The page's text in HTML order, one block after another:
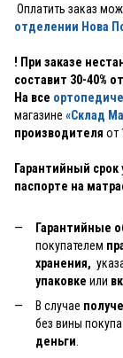
Оплатить заказ
отделении Нова
! При заказе
составит 30-40%
На все
магазине «Склад
производителя от
Гарантийный срок
паспорте на
Гарантийные
покупателем
хранения,
упаковке или
В случае
без вины
деньги